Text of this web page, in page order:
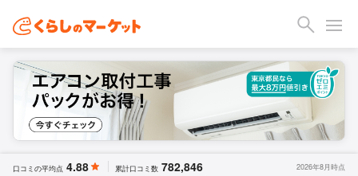
口コミの平均点 4.88 累計口コミ数 782,846 2026年8月時点